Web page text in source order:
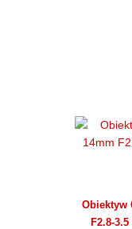
Obiektyw
F2.8-